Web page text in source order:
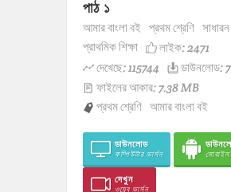
পাঠ ১
আমার বাংলা বই প্রথম শ্রেণি সাধারন
প্রাথমিক শিক্ষা
লাইক:2471
দেখেছে: 115744
ডাউনলোড:
ফাইলের আকার: 7.38 MB
প্রথম শ্রেণি আমার বাংলা বই
ডাউনলোড
কম্পিউটার ভার্সন মোবাইল
দেখুন
ওয়েব ভার্সন